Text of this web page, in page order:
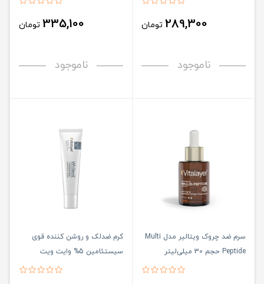
289,300 تومان
ناموجود
335,100 تومان
ناموجود
سرم ضد چروک ویتالیر مدل Multi
Peptide حجم 30 میلی‌لیتر
کرم ضدلک و روشن کننده قوی
سیستئامین 5% وایت ویت